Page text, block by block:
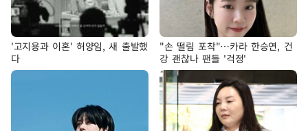
'고지용과 이혼' 허양임, 새 출발했
다
"손 떨림 포착"…카라 한승연, 건
강 괜찮나 팬들 '걱정'